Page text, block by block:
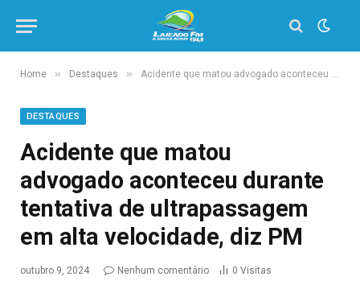
Home » Destaques » Acidente que matou advogado aconteceu durante tentativa de ultrapassagem em alta velocidade, diz PM
DESTAQUES
Acidente que matou
advogado aconteceu durante
tentativa de ultrapassagem
em alta velocidade, diz PM
outubro 9, 2024 Nenhum comentário 0 Visitas